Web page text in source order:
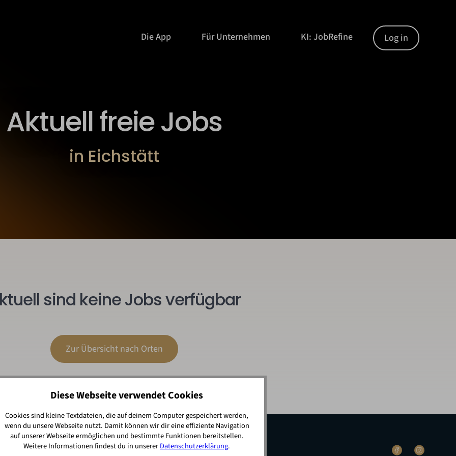
Die App Für Unternehmen KI: JobRefine Log in
Aktuell freie Jobs
in Eichstätt
sind keine Jobs verfügbar
Zur Übersicht nach Orten
Diese Webseite verwendet Cookies
Cookies sind kleine Textdateien, die auf deinem Computer gespeichert werden,
wenn du unsere Webseite nutzt. Damit können wir dir eine effiziente Navigation
auf unserer Webseite ermöglichen und bestimmte Funktionen bereitstellen.
Weitere Informationen findest du in unsererDatenschutzerklärung.